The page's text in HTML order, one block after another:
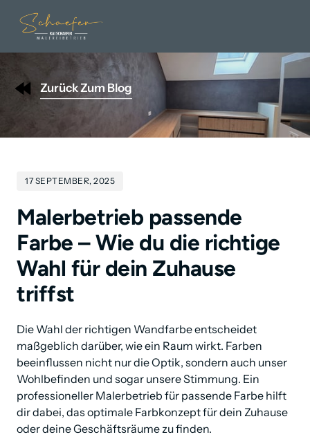
Zurück Zum Blog
17 SEPTEMBER, 2025
Malerbetrieb passende
Farbe – Wie du die richtige
Wahl für dein Zuhause
triffst
Die Wahl der richtigen Wandfarbe entscheidet
maßgeblich darüber, wie ein Raum wirkt. Farben
beeinflussen nicht nur die Optik, sondern auch unser
Wohlbefinden und sogar unsere Stimmung. Ein
professioneller Malerbetrieb für passende Farbe hilft
dir dabei, das optimale Farbkonzept für dein Zuhause
oder deine Geschäftsräume zu finden.